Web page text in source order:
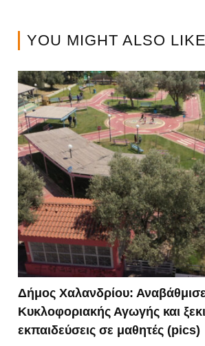
YOU MIGHT ALSO LIKE
Δήμος Χαλανδρίου:
Κυκλοφοριακής Αγωγής και
εκπαιδεύσεις σε μαθητές (pics)